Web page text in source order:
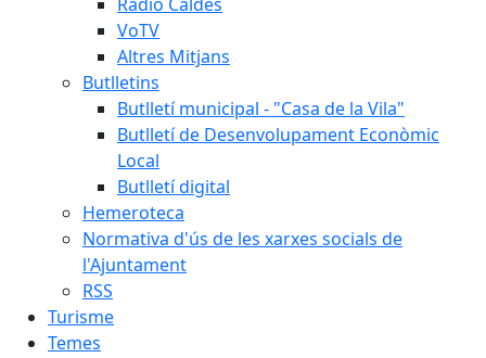
VoTV
Altres Mitjans
Butlletins
Butlletí municipal - "Casa de la Vila"
Butlletí de Desenvolupament Econòmic
Local
Butlletí digital
Hemeroteca
Normativa d'ús de les xarxes socials de
l'Ajuntament
RSS
Turisme
Temes